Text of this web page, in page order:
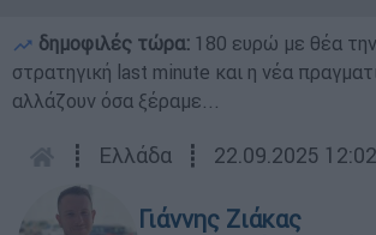
δημοφιλές τώρα: 180 ευρώ με θέα
στρατηγική last minute και η νέα
αλλάζουν όσα ξέραμε...
┋ Ελλάδα ┋ 22.09.2025 12:02
Γιάννης Ζιάκας